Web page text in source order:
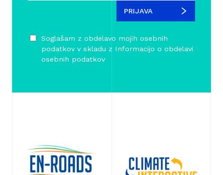
PRIJAVA
Soglašam z obdelavo mojih osebnih
podatkov v skladu z Informacijo o obdelavi
osebnih podatkov